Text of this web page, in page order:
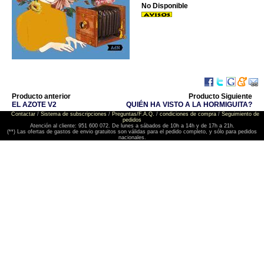
No Disponible
Producto anterior
EL AZOTE V2
Producto Siguiente
QUIÉN HA VISTO A LA HORMIGUITA?
Contactar/ Sistema de subscripciones/ Preguntas/F.A.Q. / condiciones de compra/ Seguimiento de
pedidos
Atención al cliente: 951 600 072. De lunes a sábados de 10h a 14h y de 17h a 21h.
(**) Las ofertas de gastos de envio gratuitos son válidas para el pedido completo, y sólo para pedidos
nacionales.